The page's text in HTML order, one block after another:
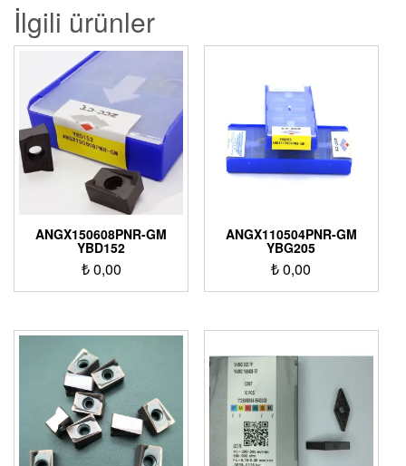
İlgili ürünler
ANGX150608PNR-GM
YBD152
₺0,00
ANGX110504PNR-GM
YBG205
₺0,00